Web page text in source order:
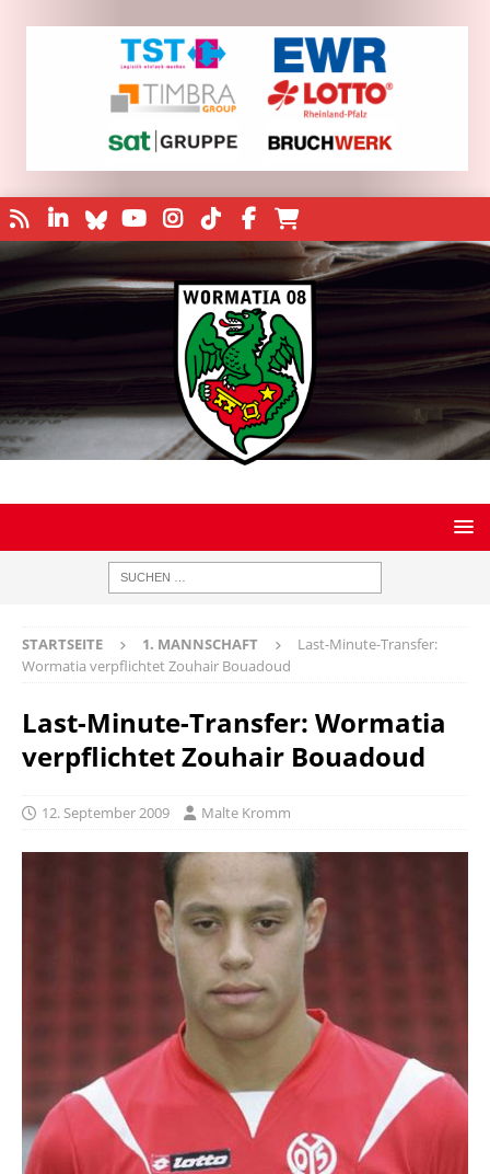
STARTSEITE 1. MANNSCHAFT
Last-Minute-Transfer:
Wormatia verpflichtet Zouhair Bouadoud
Last-Minute-Transfer: Wormatia
verpflichtet Zouhair Bouadoud
12. September 2009 Malte Kromm